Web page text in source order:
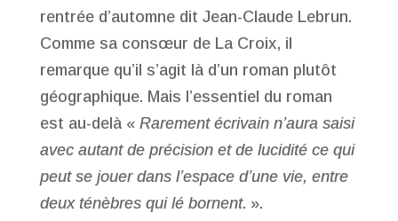
rentrée d’automne dit Jean-Claude Lebrun.
Comme sa consœur de La Croix, il
remarque qu’il s’agit là d’un roman plutôt
géographique. Mais l’essentiel du roman
est au-delà « Rarement écrivain n’aura saisi
avec autant de précision et de lucidité ce qui
peut se jouer dans l’espace d’une vie, entre
deux ténèbres qui lé bornent. ».